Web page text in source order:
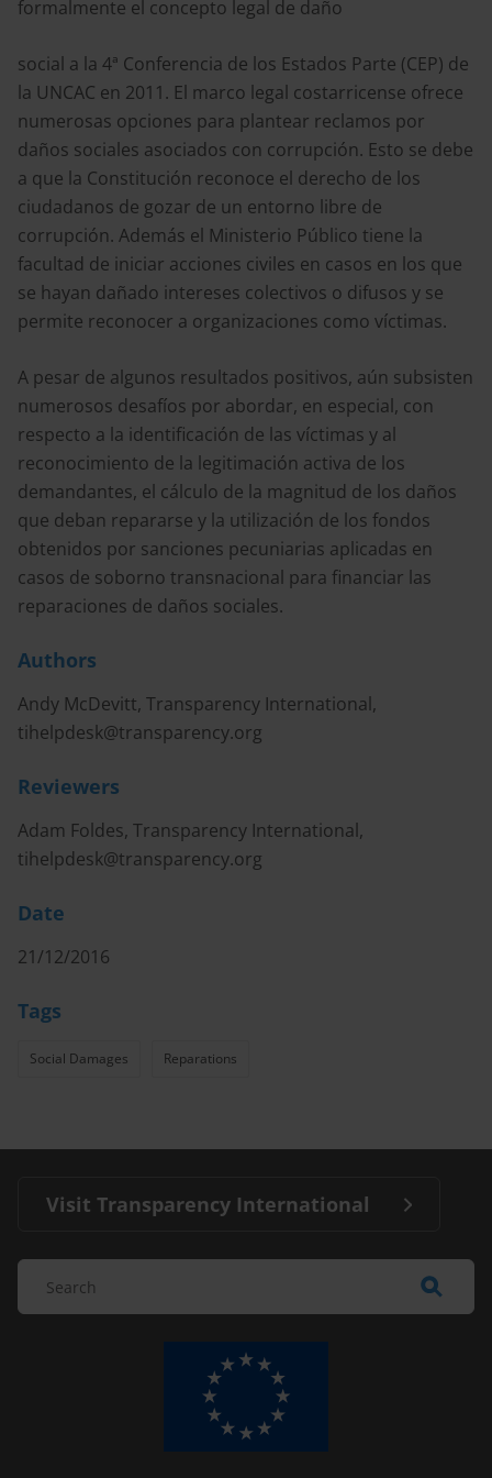
formalmente el concepto legal de daño
social a la 4ª Conferencia de los Estados Parte (CEP) de
la UNCAC en 2011. El marco legal costarricense ofrece
numerosas opciones para plantear reclamos por
daños sociales asociados con corrupción. Esto se debe
a que la Constitución reconoce el derecho de los
ciudadanos de gozar de un entorno libre de
corrupción. Además el Ministerio Público tiene la
facultad de iniciar acciones civiles en casos en los que
se hayan dañado intereses colectivos o difusos y se
permite reconocer a organizaciones como víctimas.
A pesar de algunos resultados positivos, aún subsisten
numerosos desafíos por abordar, en especial, con
respecto a la identificación de las víctimas y al
reconocimiento de la legitimación activa de los
demandantes, el cálculo de la magnitud de los daños
que deban repararse y la utilización de los fondos
obtenidos por sanciones pecuniarias aplicadas en
casos de soborno transnacional para financiar las
reparaciones de daños sociales.
Authors
Andy McDevitt, Transparency International,
tihelpdesk@transparency.org
Reviewers
Adam Foldes, Transparency International,
tihelpdesk@transparency.org
Date
21/12/2016
Tags
Social Damages Reparations
Visit Transparency International